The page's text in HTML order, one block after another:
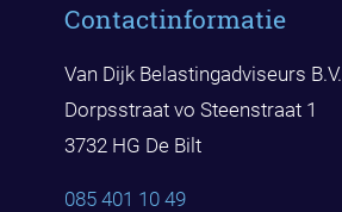
Contactinformatie
Van Dijk Belastingadviseurs B.V.
Dorpsstraat vo Steenstraat 1
3732 HG De Bilt
085 401 10 49